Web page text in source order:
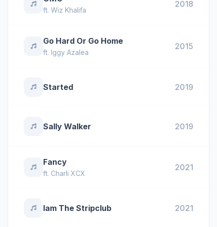
ft. Wiz Khalifa
2018
Go Hard Or Go Home
ft. Iggy Azalea
2015
Started 2019
Sally Walker 2019
Fancy
ft. Charli XCX
2021
Iam The Stripclub 2021